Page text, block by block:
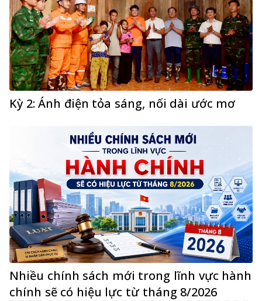
Kỳ 2: Ánh điện tỏa sáng, nối dài ước mơ
Nhiều chính sách mới trong lĩnh vực hành
chính sẽ có hiệu lực từ tháng 8/2026